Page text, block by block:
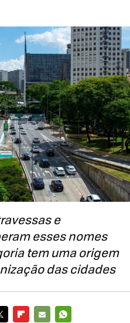
e
esses nomes
tem uma origem
das cidades